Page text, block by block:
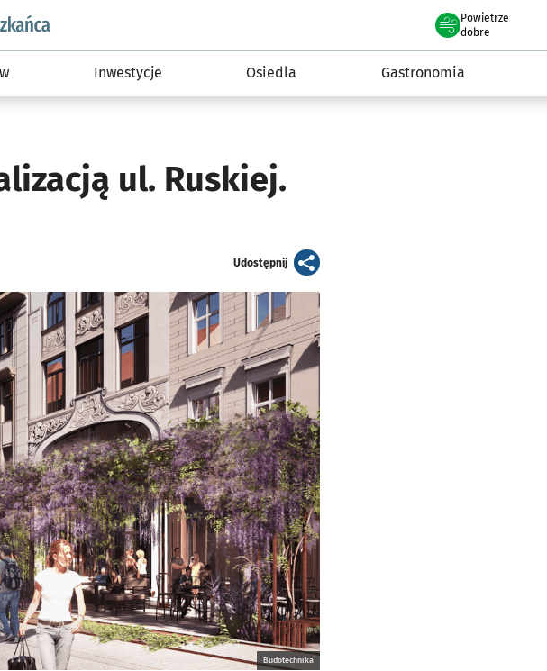
podserwis: Dla mieszkańca
Powietrze
we Wrocławiu
dobre
Inwestycje Osiedla Gastronomia
ul. Ruskiej.
Udostępnijartykuł
Budotechnika